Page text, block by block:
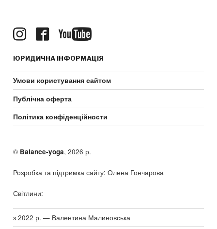
ЮРИДИЧНА ІНФОРМАЦІЯ
Умови користування сайтом
Публічна оферта
Політика конфіденційности
© Balance-yoga, 2026 р.
Розробка та підтримка сайту: Олена Гончарова
Світлини:
з 2022 р. — Валентина Малиновська